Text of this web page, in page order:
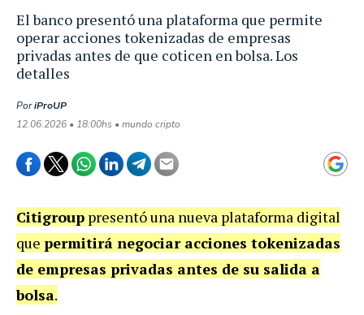
El banco presentó una plataforma que permite
operar acciones tokenizadas de empresas
privadas antes de que coticen en bolsa. Los
detalles
PoriProUP
12.06.2026 • 18:00hs • mundo cripto
Citigroup presentó una nueva plataforma digital
que permitirá negociar acciones tokenizadas
de empresas privadas antes de su salida a
bolsa.